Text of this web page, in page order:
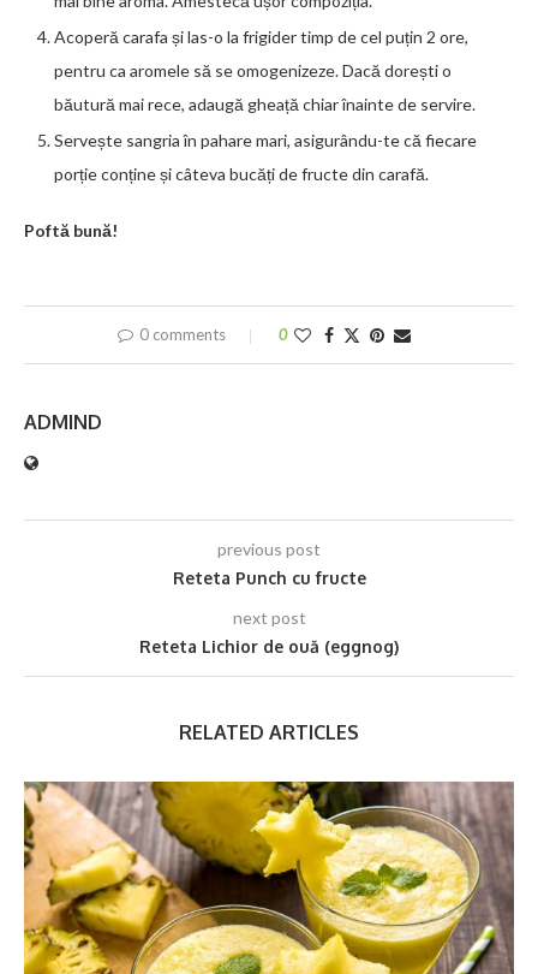
Acoperă carafa și las-o la frigider timp de cel puțin 2 ore,
pentru ca aromele să se omogenizeze. Dacă dorești o
băutură mai rece, adaugă gheață chiar înainte de servire.
Servește sangria în pahare mari, asigurându-te că fiecare
porție conține și câteva bucăți de fructe din carafă.
Poftă bună!
0 comments 0
ADMIND
previous post
Reteta Punch cu fructe
next post
Reteta Lichior de ouă (eggnog)
RELATED ARTICLES